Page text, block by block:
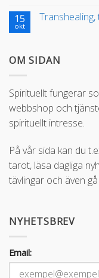
15
okt
OM SIDAN
Spirituellt fungerar
webbshop och
spirituellt intresse.
På vår sida kan du
tarot, läsa dagliga
tävlingar och även
NYHETSBREV
Email: